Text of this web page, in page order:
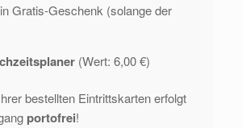
Gratis-Geschenk (solange der
(Wert: 6,00 €)
bestellten Eintrittskarten erfolgt
portofrei!